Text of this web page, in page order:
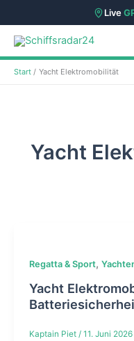
Live
Zum
Inhalt
springen
Start Yacht Elektromobilität
Yacht
Regatta & Sport,
Yacht
Kaptain Piet / 11. Juni 2026